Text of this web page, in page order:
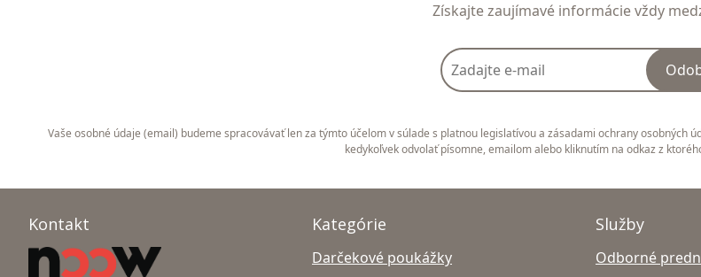
Získajte zaujímavé informácie vždy
Vaše osobné údaje (email) budeme spracovávať len za týmto účelom v súlade s platnou legislatívou a zásadami ochrany osobných
kedykoľvek odvolať písomne, emailom alebo kliknutím na odkaz z
Kontakt Kategórie
Darčekové poukážky
Služby
Odborné